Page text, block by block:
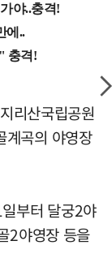
리산국립공원
계곡의 야영장
부터 달궁2야
2야영장 등을